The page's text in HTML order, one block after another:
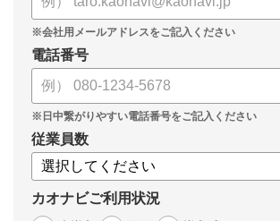
電話番号
従業員数
カオナビご利用状況